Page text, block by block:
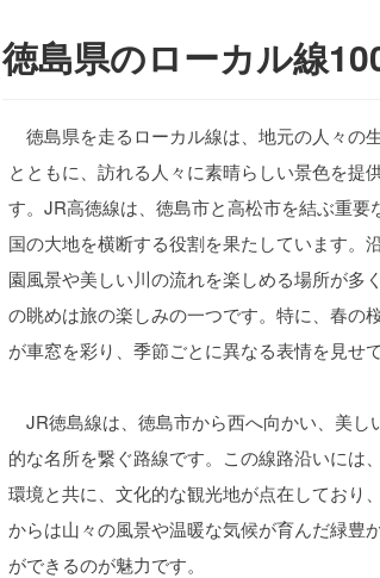
徳島県のローカル線
徳島県を走るローカル線は、地元の人々の
とともに、訪れる人々に素晴らしい景色を提
す。JR高徳線は、徳島市と高松市を結ぶ重要
国の大地を横断する役割を果たしています。
園風景や美しい川の流れを楽しめる場所が多
の眺めは旅の楽しみの一つです。特に、春の
が車窓を彩り、季節ごとに異なる表情を見せて
JR徳島線は、徳島市から西へ向かい、美し
的な名所を繋ぐ路線です。この線路沿いには
環境と共に、文化的な観光地が点在しており
からは山々の風景や温暖な気候が育んだ緑豊
ができるのが魅力です。